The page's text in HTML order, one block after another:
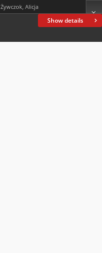
Show details
Żywczok, Alicja